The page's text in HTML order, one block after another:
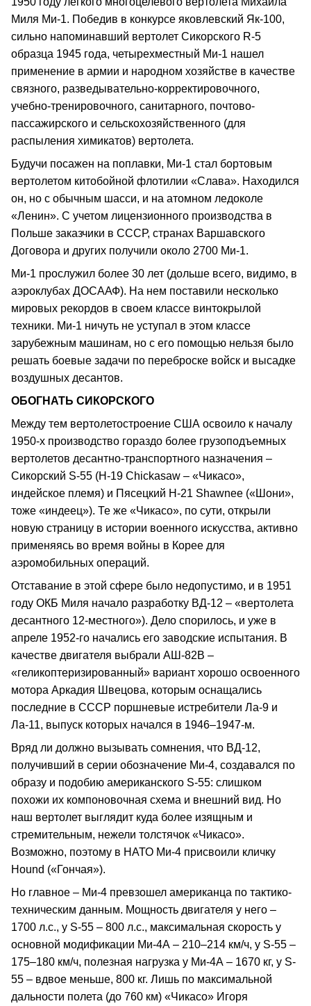
Миля Ми-1. Победив в конкурсе яковлевский Як-100,
сильно напоминавший вертолет Cикорского R-5
образца 1945 года, четырехместный Ми-1 нашел
применение в армии и народном хозяйстве в качестве
связного, разведывательно-корректировочного,
учебно-тренировочного, санитарного, почтово-
пассажирского и сельскохозяйственного (для
распыления химикатов) вертолета.
Будучи посажен на поплавки, Ми-1 стал бортовым
вертолетом китобойной флотилии «Слава». Находился
он, но с обычным шасси, и на атомном ледоколе
«Ленин». С учетом лицензионного производства в
Польше заказчики в СССР, странах Варшавского
Договора и других получили около 2700 Ми-1.
Ми-1 прослужил более 30 лет (дольше всего, видимо, в
аэроклубах ДОСААФ). На нем поставили несколько
мировых рекордов в своем классе винтокрылой
техники. Ми-1 ничуть не уступал в этом классе
зарубежным машинам, но с его помощью нельзя было
решать боевые задачи по переброске войск и высадке
воздушных десантов.
ОБОГНАТЬ СИКОРСКОГО
Между тем вертолетостроение США освоило к началу
1950-х производство гораздо более грузоподъемных
вертолетов десантно-транспортного назначения –
Сикорский S-55 (H-19 Chickasaw – «Чикасо»,
индейское племя) и Пясецкий H-21 Shawnee («Шони»,
тоже «индеец»). Те же «Чикасо», по сути, открыли
новую страницу в истории военного искусства, активно
применяясь во время войны в Корее для
аэромобильных операций.
Отставание в этой сфере было недопустимо, и в 1951
году ОКБ Миля начало разработку ВД-12 – «вертолета
десантного 12-местного»). Дело спорилось, и уже в
апреле 1952-го начались его заводские испытания. В
качестве двигателя выбрали АШ-82В –
«геликоптеризированный» вариант хорошо освоенного
мотора Аркадия Швецова, которым оснащались
последние в СССР поршневые истребители Ла-9 и
Ла-11, выпуск которых начался в 1946–1947-м.
Вряд ли должно вызывать сомнения, что ВД-12,
получивший в серии обозначение Ми-4, создавался по
образу и подобию американского S-55: cлишком
похожи их компоновочная схема и внешний вид. Но
наш вертолет выглядит куда более изящным и
стремительным, нежели толстячок «Чикасо».
Возможно, поэтому в НАТО Ми-4 присвоили кличку
Hound («Гончая»).
Но главное – Ми-4 превзошел американца по тактико-
техническим данным. Мощность двигателя у него –
1700 л.с., у S-55 – 800 л.с., максимальная скорость у
основной модификации Ми-4А – 210–214 км/ч, у S-55 –
175–180 км/ч, полезная нагрузка у Ми-4А – 1670 кг, у S-
55 – вдвое меньше, 800 кг. Лишь по максимальной
дальности полета (до 760 км) «Чикасо» Игоря